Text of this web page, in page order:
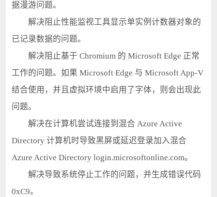
据漫游问题。
解决阻止性能监视工具显示单实例计数器对象的
已记录数据的问题。
解决阻止基于 Chromium 的 Microsoft Edge 正常
工作的问题。如果 Microsoft Edge 与 Microsoft App-V
结合使用，并且虚拟环境中启用了字体，则会出现此
问题。
解决在计算机尝试连接到混合 Azure Active
Directory 计算机时导致黑屏或延迟登录加入混合
Azure Active Directory login.microsoftonline.com。
解决导致系统停止工作的问题，并生成错误代码
0xC9。